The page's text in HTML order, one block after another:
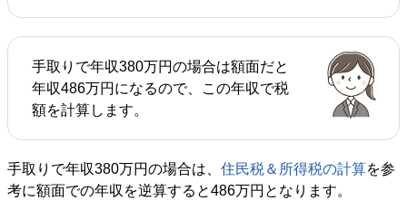
手取りで年収380万円の場合は額面だと
年収486万円になるので、この年収で税
額を計算します。
手取りで年収380万円の場合は、 住民税＆所得税の計算を参
考に額面での年収を逆算すると486万円となります。